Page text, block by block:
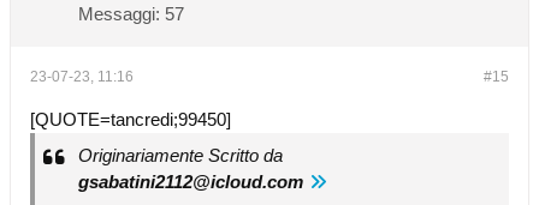
Messaggi: 57
#15
23-07-23, 11:16
[QUOTE=tancredi;99450]
Originariamente Scritto da
gsabatini2112@icloud.com